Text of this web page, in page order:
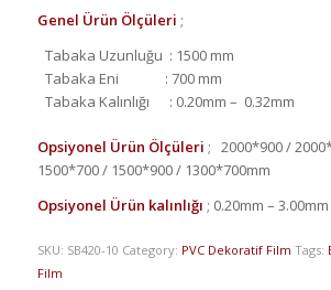
Genel Ürün Ölçüleri ;
Tabaka Uzunluğu : 1500 mm
Tabaka Eni
: 700 mm
Tabaka Kalınlığı
: 0.20mm – 0.32mm
Opsiyonel Ürün Ölçüleri ; 2000*900 /
1500*700 / 1500*900 / 1300*700mm
Opsiyonel Ürün kalınlığı ; 0.20mm – 3.00mm
SKU: SB420-10 Category: PVC Dekoratif Film Tags:
Film